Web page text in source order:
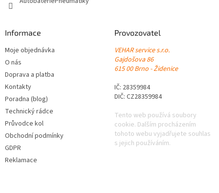
Informace
Moje objednávka
O nás
Doprava a platba
Kontakty
Poradna (blog)
Technický rádce
Průvodce kol
Obchodní podmínky
GDPR
Reklamace
Provozovatel
VEHAR service s.r.o.
Gajdošova 86
615 00 Brno - Židenice
IČ: 28359984
DIČ: CZ28359984
Tento web používá soubory
cookie. Dalším procházením
tohoto webu vyjadřujete souhlas
s jejich používáním.